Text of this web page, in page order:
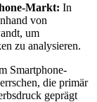
Markt: In
von
um
zu analysieren.
Smartphone-
die primär
geprägt